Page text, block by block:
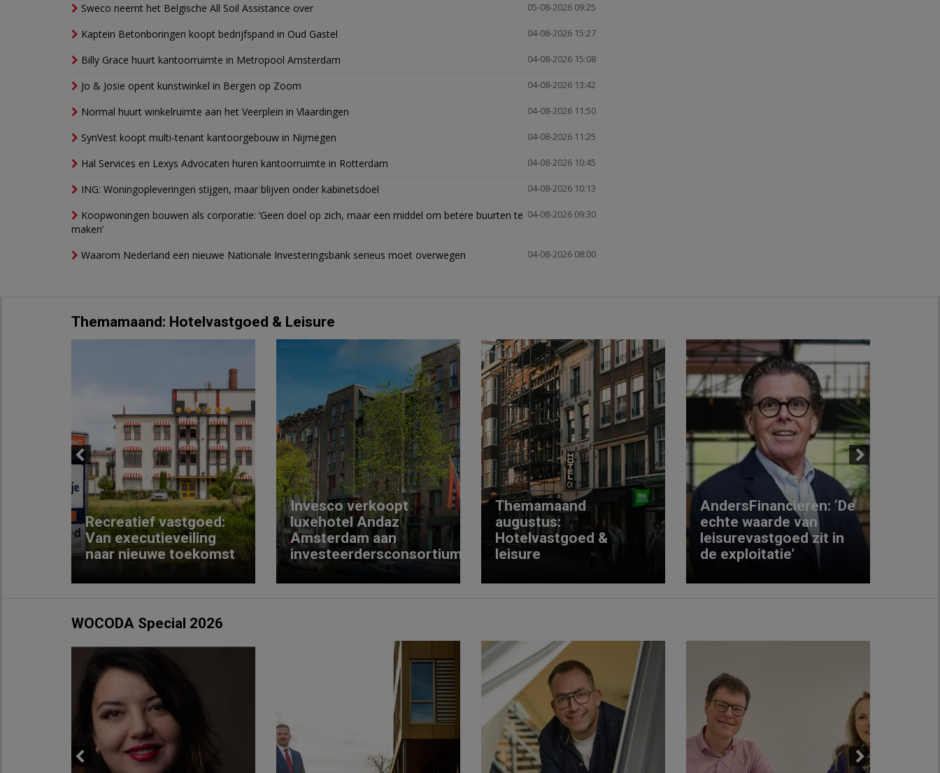
05-08-2026 09:25
Sweco neemt het Belgische All Soil Assistance over
04-08-2026 15:27
Kaptein Betonboringen koopt bedrijfspand in Oud Gastel
04-08-2026 15:08
Billy Grace huurt kantoorruimte in Metropool Amsterdam
04-08-2026 13:42
Jo & Josie opent kunstwinkel in Bergen op Zoom
04-08-2026 11:50
Normal huurt winkelruimte aan het Veerplein in Vlaardingen
04-08-2026 11:25
SynVest koopt multi-tenant kantoorgebouw in Nijmegen
04-08-2026 10:45
Hal Services en Lexys Advocaten huren kantoorruimte in Rotterdam
04-08-2026 10:13
ING: Woningopleveringen stijgen, maar blijven onder kabinetsdoel
04-08-2026 09:30
Koopwoningen bouwen als corporatie: ‘Geen doel op zich, maar een middel om betere buurten te
maken’
04-08-2026 08:00
Waarom Nederland een nieuwe Nationale Investeringsbank serieus moet overwegen
Themamaand: Hotelvastgoed & Leisure
Previous
Recreatief vastgoed:
Van executieveiling
naar nieuwe toekomst
Invesco verkoopt
luxehotel Andaz
Amsterdam aan
investeerdersconsortium
Themamaand
augustus:
Hotelvastgoed &
leisure
AndersFinancieren: ‘De
echte waarde van
leisurevastgoed zit in
de exploitatie’
Next
WOCODA Special 2026